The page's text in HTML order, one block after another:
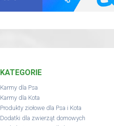
KATEGORIE
Karmy dla Psa
Karmy dla Kota
Produkty ziołowe dla Psa i Kota
Dodatki dla zwierząt domowych